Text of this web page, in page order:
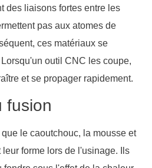
des liaisons fortes entre les
pas aux atomes de
ces matériaux se
outil CNC les coupe,
et se propager rapidement.
fusion
le caoutchouc, la mousse et
forme lors de l'usinage. Ils